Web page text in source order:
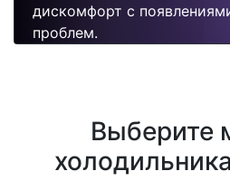
дискомфорт с
проблем.
Выберите